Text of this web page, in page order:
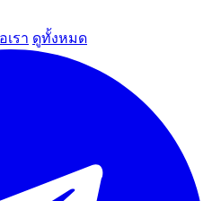
เรา ดูทั้งหมด